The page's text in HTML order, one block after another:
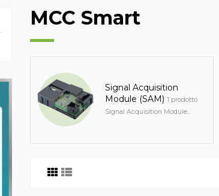
MCC Smart
Signal Acquisition
Module (SAM)1 prodotto
Signal Acquisition Module...